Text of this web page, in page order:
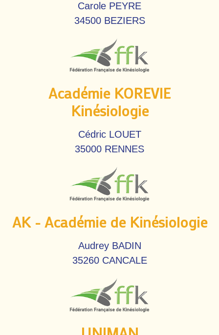
Carole PEYRE
34500 BEZIERS
Académie KOREVIE
Kinésiologie
Cédric LOUET
35000 RENNES
AK - Académie de Kinésiologie
Audrey BADIN
35260 CANCALE